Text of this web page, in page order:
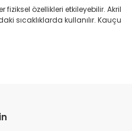
özellikleri etkileyebilir. Akril
sıcaklıklarda kullanılır. Kauçu